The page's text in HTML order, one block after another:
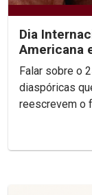
Dia
Americana
Falar sobre o
diaspóricas
reescrevem o